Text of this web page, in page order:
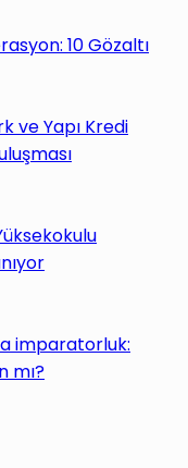
10 Gözaltı
ve Yapı Kredi
imparatorluk:
mı?